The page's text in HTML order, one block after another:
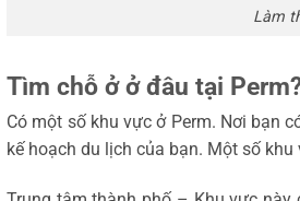
Làm
Tìm chỗ ở ở đâu tại
Có một số khu vực ở Perm. Nơi bạn
kế hoạch du lịch của bạn. Một số